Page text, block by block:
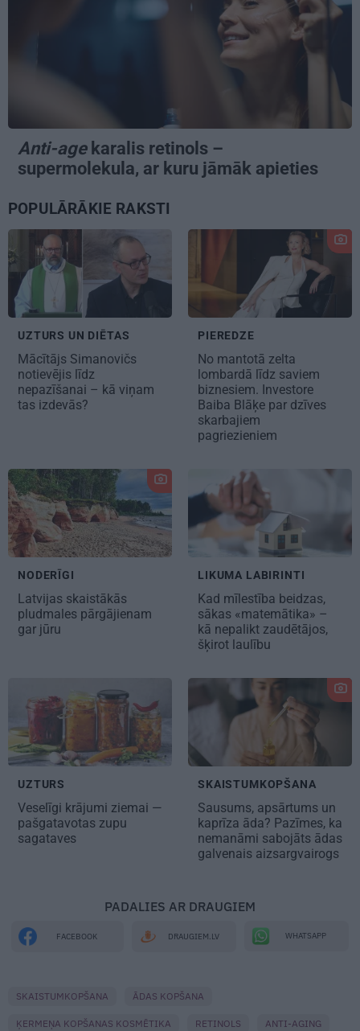
Anti-agekaralis retinols –
supermolekula, ar kuru jāmāk apieties
POPULĀRĀKIE RAKSTI
UZTURS UN DIĒTAS
Mācītājs Simanovičs
notievējis līdz
nepazīšanai – kā viņam
tas izdevās?
PIEREDZE
No mantotā zelta
lombardā līdz saviem
biznesiem. Investore
Baiba Blāķe par dzīves
skarbajiem
pagriezieniem
NODERĪGI
Latvijas skaistākās
pludmales pārgājienam
gar jūru
LIKUMA LABIRINTI
Kad mīlestība beidzas,
sākas «matemātika» –
kā nepalikt zaudētājos,
šķirot laulību
UZTURS
Veselīgi krājumi ziemai —
pašgatavotas zupu
sagataves
SKAISTUMKOPŠANA
Sausums, apsārtums un
kaprīza āda? Pazīmes, ka
nemanāmi sabojāts ādas
galvenais aizsargvairogs
PADALIES AR DRAUGIEM
FACEBOOK DRAUGIEM.LV WHATSAPP
SKAISTUMKOPŠANA ĀDAS KOPŠANA
ĶERMEŅA KOPŠANAS KOSMĒTIKA RETINOLS ANTI-AGING